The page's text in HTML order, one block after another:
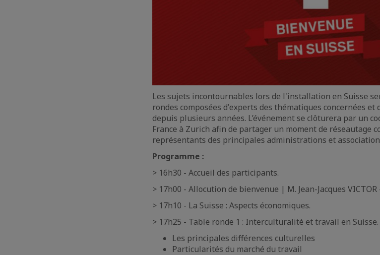
Les sujets incontournables lors de l'installation en Suisse
rondes composées d'experts des thématiques concernées
depuis plusieurs années. L’événement se clôturera par un
France à Zurich afin de partager un moment de réseautage
représentants des principales administrations et
Programme :
> 16h30 - Accueil des participants.
> 17h00 - Allocution de bienvenue | M. Jean-Jacques
> 17h10 - La Suisse : Aspects économiques.
> 17h25 - Table ronde 1 : Interculturalité et travail en Suisse.
Les principales différences culturelles
Particularités du marché du travail